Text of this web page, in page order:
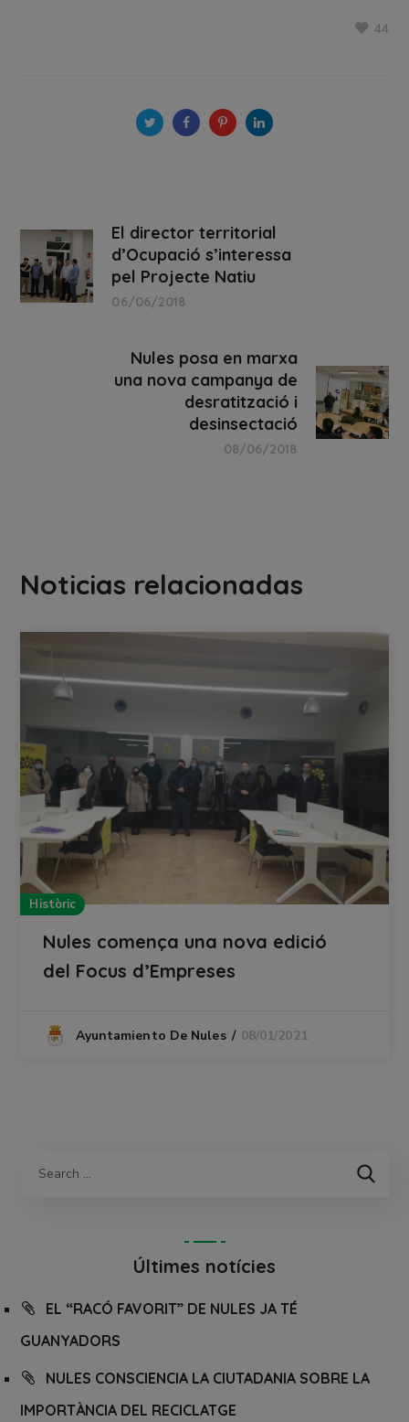
44
El director territorial
d’Ocupació s’interessa
pel Projecte Natiu
06/06/2018
Nules posa en marxa
una nova campanya de
desratització i
desinsectació
08/06/2018
Noticias relacionadas
Històric
Nules comença una nova edició
del Focus d’Empreses
Ayuntamiento De Nules 08/01/2021
Últimes notícies
EL “RACÓ FAVORIT” DE NULES JA TÉ
GUANYADORS
NULES CONSCIENCIA LA CIUTADANIA SOBRE LA
IMPORTÀNCIA DEL RECICLATGE